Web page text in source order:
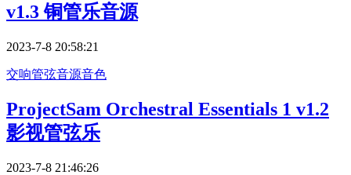
v1.3 铜管乐音源
2023-7-8 20:58:21
交响管弦音源音色
ProjectSam Orchestral Essentials 1 v1.2
影视管弦乐
2023-7-8 21:46:26